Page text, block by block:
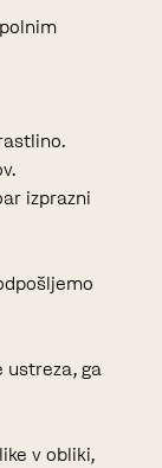
izprazni
ga
v obliki,